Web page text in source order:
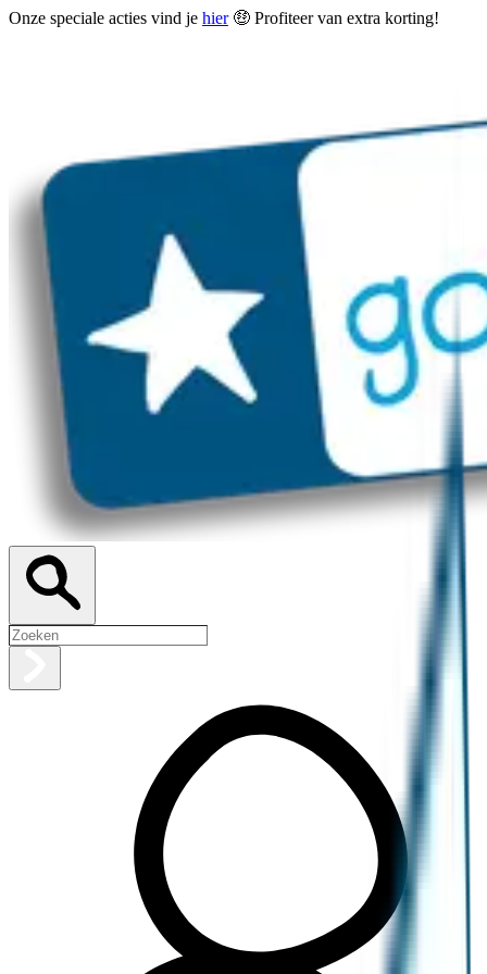
Onze speciale acties vind je hier🤑 Profiteer van extra korting!